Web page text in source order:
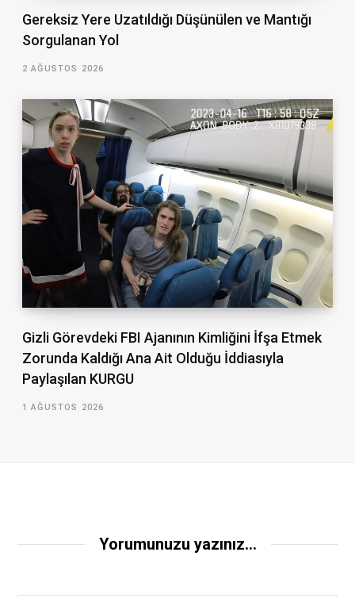
Gereksiz Yere Uzatıldığı Düşünülen ve Mantığı
Sorgulanan Yol
2 AĞUSTOS 2026
Gizli Görevdeki FBI Ajanının Kimliğini İfşa Etmek
Zorunda Kaldığı Ana Ait Olduğu İddiasıyla
Paylaşılan KURGU
1 AĞUSTOS 2026
Yorumunuzu yazınız...